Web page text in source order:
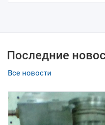
Все новости
Последние